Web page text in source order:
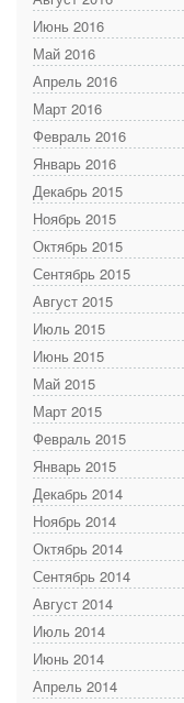
Июнь 2016
Май 2016
Апрель 2016
Март 2016
Февраль 2016
Январь 2016
Декабрь 2015
Ноябрь 2015
Октябрь 2015
Сентябрь 2015
Август 2015
Июль 2015
Июнь 2015
Май 2015
Март 2015
Февраль 2015
Январь 2015
Декабрь 2014
Ноябрь 2014
Октябрь 2014
Сентябрь 2014
Август 2014
Июль 2014
Июнь 2014
Апрель 2014